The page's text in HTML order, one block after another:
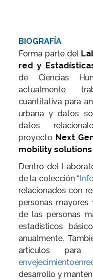
BIOGRAFÍA
Forma parte del
red y
de Ciencias
actualmente
cuantitativa para
urbana y datos
datos
proyecto Next
mobility solutions
Dentro del
de la colección “
relacionados con
personas mayores
de las personas
estadísticos
anualmente.
artículos
desarrollo y